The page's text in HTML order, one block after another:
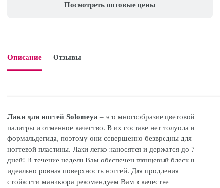
Посмотреть оптовые цены
Описание Отзывы
Лаки для ногтей Solomeya – это многообразие цветовой
палитры и отменное качество. В их составе нет толуола и
формальдегида, поэтому они совершенно безвредны для
ногтевой пластины. Лаки легко наносятся и держатся до 7
дней! В течение недели Вам обеспечен глянцевый блеск и
идеально ровная поверхность ногтей. Для продления
стойкости маникюра рекомендуем Вам в качестве